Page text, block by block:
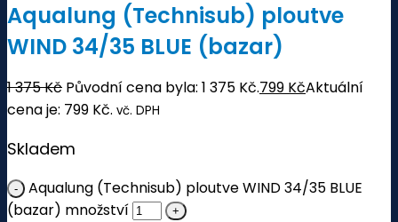
Aqualung (Technisub) ploutve
WIND 34/35 BLUE (bazar)
1 375Kč Původní cena byla: 1 375 Kč.799 KčAktuální
cena je: 799 Kč. vč. DPH
Skladem
Aqualung (Technisub) ploutve WIND 34/35 BLUE
(bazar) množství